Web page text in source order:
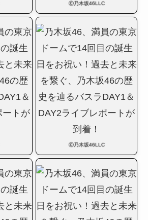
Ⓒ乃木坂46LLC
Ⓒ乃木坂46LLC